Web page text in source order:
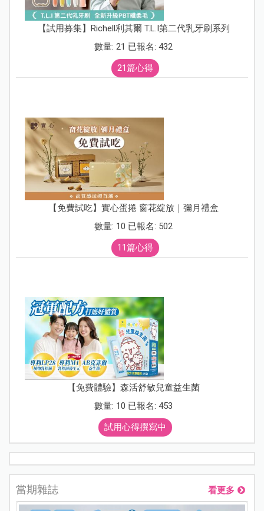
【試用募集】Richell利其爾 T.L.I第二代乳牙刷系列
數量: 21 已報名: 432
21篇心得
【免費試吃】實心蛋捲 窗花綻放｜彌月禮盒
數量: 10 已報名: 502
11篇心得
【免費體驗】森活舒敏兒童益生菌
數量: 10 已報名: 453
試用心得撰寫中
當期雜誌 看更多